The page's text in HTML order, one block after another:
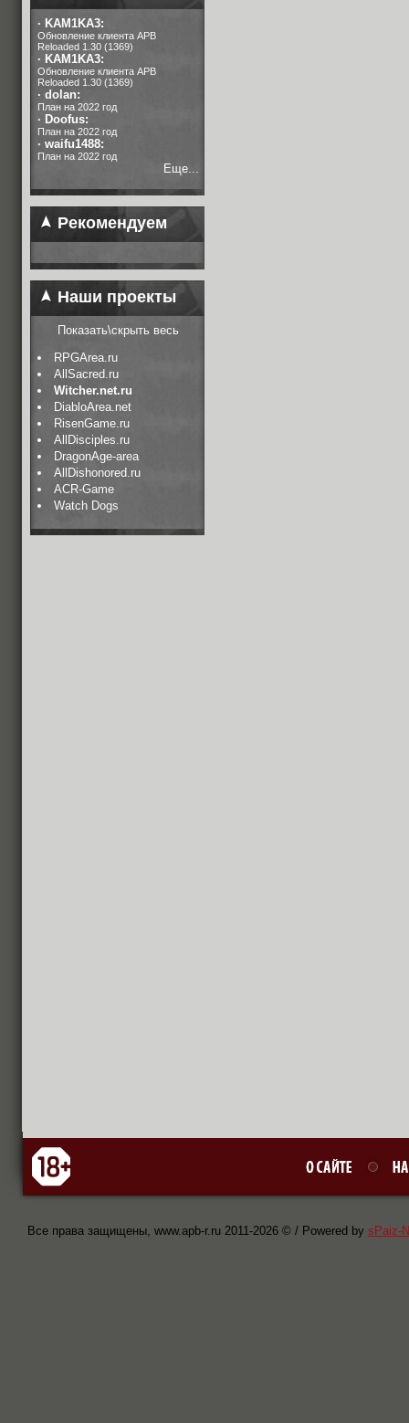
· KAM1KA3:
Обновление клиента APB
Reloaded 1.30 (1369)
· KAM1KA3:
Обновление клиента APB
Reloaded 1.30 (1369)
· dolan:
План на 2022 год
· Doofus:
План на 2022 год
· waifu1488:
План на 2022 год
Еще...
Рекомендуем
Наши проекты
Показать\скрыть весь
RPGArea.ru
AllSacred.ru
Witcher.net.ru
DiabloArea.net
RisenGame.ru
AllDisciples.ru
DragonAge-area
AllDishonored.ru
ACR-Game
Watch Dogs
Все права защищены, www.apb-r.ru 2011-2026 © / Powered by sPaiz-